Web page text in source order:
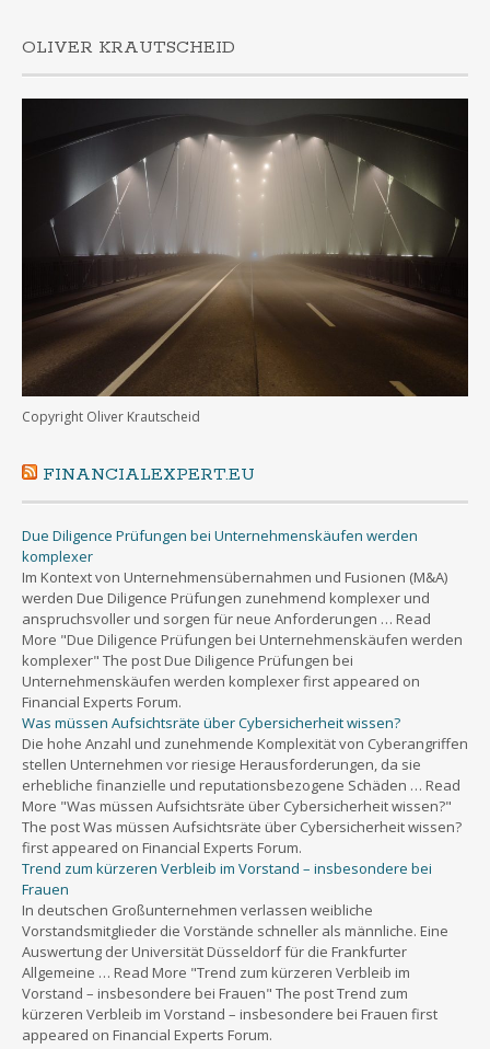
OLIVER KRAUTSCHEID
Copyright Oliver Krautscheid
FINANCIALEXPERT.EU
Due Diligence Prüfungen bei Unternehmenskäufen werden
komplexer
Im Kontext von Unternehmensübernahmen und Fusionen (M&A)
werden Due Diligence Prüfungen zunehmend komplexer und
anspruchsvoller und sorgen für neue Anforderungen … Read
More "Due Diligence Prüfungen bei Unternehmenskäufen werden
komplexer" The post Due Diligence Prüfungen bei
Unternehmenskäufen werden komplexer first appeared on
Financial Experts Forum.
Was müssen Aufsichtsräte über Cybersicherheit wissen?
Die hohe Anzahl und zunehmende Komplexität von Cyberangriffen
stellen Unternehmen vor riesige Herausforderungen, da sie
erhebliche finanzielle und reputationsbezogene Schäden … Read
More "Was müssen Aufsichtsräte über Cybersicherheit wissen?"
The post Was müssen Aufsichtsräte über Cybersicherheit wissen?
first appeared on Financial Experts Forum.
Trend zum kürzeren Verbleib im Vorstand – insbesondere bei
Frauen
In deutschen Großunternehmen verlassen weibliche
Vorstandsmitglieder die Vorstände schneller als männliche. Eine
Auswertung der Universität Düsseldorf für die Frankfurter
Allgemeine … Read More "Trend zum kürzeren Verbleib im
Vorstand – insbesondere bei Frauen" The post Trend zum
kürzeren Verbleib im Vorstand – insbesondere bei Frauen first
appeared on Financial Experts Forum.